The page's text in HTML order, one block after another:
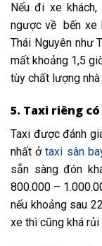
Nếu đi xe
ngược về bến xe
Thái Nguyên như
mất khoảng 1,5
tùy chất lượng
5. Taxi riêng
Taxi được đánh
nhất ởtaxi sân
sẵn sàng đón
800.000 –
nếu khoảng sau
xe thì cũng khá